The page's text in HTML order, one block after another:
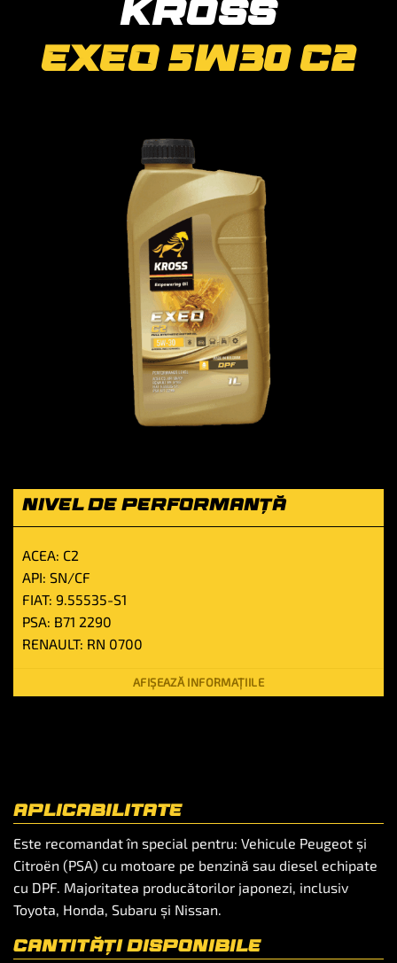
Kross
EXEO 5W30 C2
NIVEL DE PERFORMANȚĂ
ACEA: C2
API: SN/CF
FIAT: 9.55535-S1
PSA: B71 2290
RENAULT: RN 0700
AFIȘEAZĂ INFORMAȚIILE
APLICABILITATE
Este recomandat în special pentru: Vehicule Peugeot și
Citroën (PSA) cu motoare pe benzină sau diesel echipate
cu DPF. Majoritatea producătorilor japonezi, inclusiv
Toyota, Honda, Subaru și Nissan.
CANTITĂȚI DISPONIBILE